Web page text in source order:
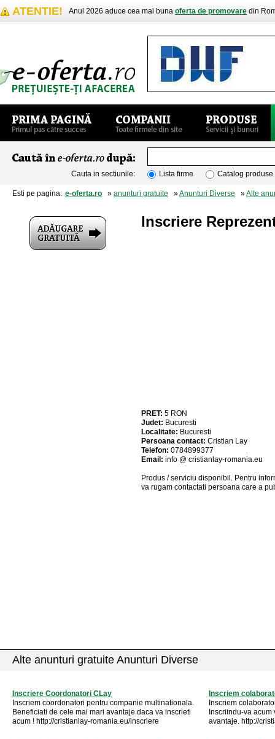
ATENTIE! Anul 2026 aduce cea mai buna oferta de promovare din
Cauta in sectiunile: Lista firme Catalog produse
Esti pe pagina: e-oferta.ro » anunturi gratuite »Anunturi Diverse »Alte
Inscriere
PRET: 5 RON
Judet: Bucuresti
Localitate: Bucuresti
Persoana contact: Cristian Lay
Telefon: 0784899377
Email: info @ cristianlay-romania.eu
Produs / serviciu disponibil . Pentru
va rugam contactati persoana care a
Alte anunturi gratuite Anunturi Diverse
Inscriere Coordonatori CLay
Inscriem coordonatori pentru companie multinationala.
Beneficiati de cele mai mari avantaje daca va inscrieti
acum ! http://cristianlay-romania.eu/inscriere
Inscriem
Inscriem
Inscriindu-va
avantaje. http://